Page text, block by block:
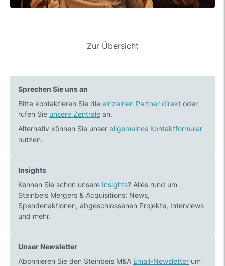
Trends
im
Chemiegroßhandel
Q4/2024
Zur Übersicht
2024
Sprechen Sie uns an
Bitte kontaktieren Sie die einzelnen Partner direkt oder
rufen Sie unsere Zentrale an.
Alternativ können Sie unser allgemeines Kontaktformular
nutzen.
Insights
Kennen Sie schon unsere Insights? Alles rund um
Steinbeis Mergers & Acquisitions: News,
Spendenaktionen, abgeschlossenen Projekte, Interviews
und mehr.
Unser Newsletter
Abonnieren Sie den Steinbeis M&A Email-Newsletter um